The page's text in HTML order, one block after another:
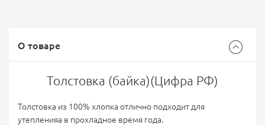
О товаре
Толстовка (байка)(Цифра РФ)
Толстовка из 100% хлопка отлично подходит для
утепленияа в прохладное время года.